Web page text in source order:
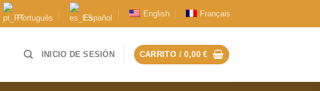
Português Español English Français
INICIO DE SESIÓN CARRITO /0,00€